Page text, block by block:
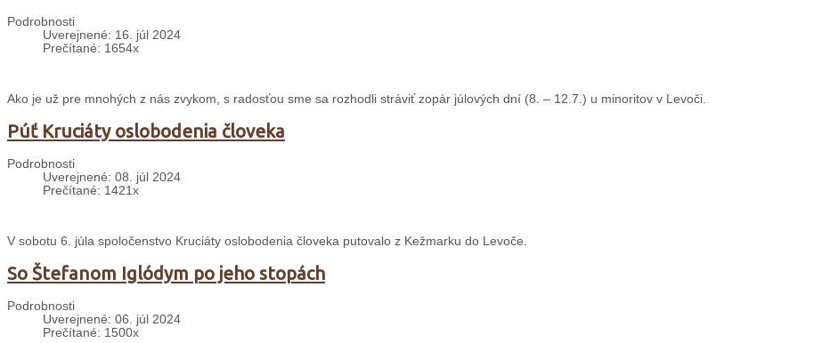
Podrobnosti
Uverejnené: 16. júl 2024
Prečítané: 1654x
Ako je už pre mnohých z nás zvykom, s radosťou sme sa rozhodli stráviť zopár júlových dní (8. – 12.7.) u minoritov v Levoči.
Púť Kruciáty oslobodenia človeka
Podrobnosti
Uverejnené: 08. júl 2024
Prečítané: 1421x
V sobotu 6. júla spoločenstvo Kruciáty oslobodenia človeka putovalo z Kežmarku do Levoče.
So Štefanom Iglódym po jeho stopách
Podrobnosti
Uverejnené: 06. júl 2024
Prečítané: 1500x